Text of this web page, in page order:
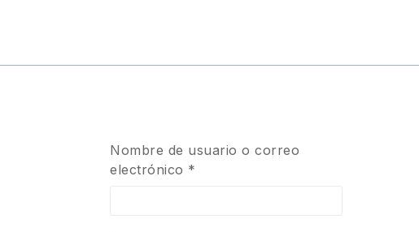
40 × 30 × 10 cm
Nombre de usuario o correo
electrónico *